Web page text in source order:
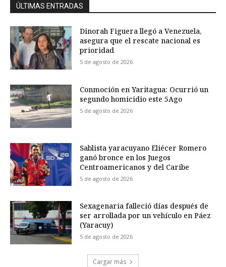
ÚLTIMAS ENTRADAS
Dinorah Figuera llegó a Venezuela,
asegura que el rescate nacional es
prioridad
5 de agosto de 2026
Conmoción en Yaritagua: Ocurrió un
segundo homicidio este 5Ago
5 de agosto de 2026
Sablista yaracuyano Eliécer Romero
ganó bronce en los Juegos
Centroamericanos y del Caribe
5 de agosto de 2026
Sexagenaria falleció días después de
ser arrollada por un vehículo en Páez
(Yaracuy)
5 de agosto de 2026
Cargar más